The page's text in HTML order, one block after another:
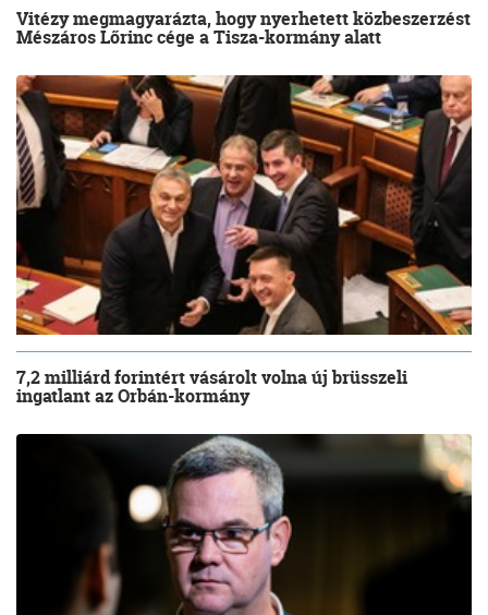
Vitézy megmagyarázta, hogy nyerhetett közbeszerzést
Mészáros Lőrinc cége a Tisza-kormány alatt
7,2 milliárd forintért vásárolt volna új brüsszeli
ingatlant az Orbán-kormány